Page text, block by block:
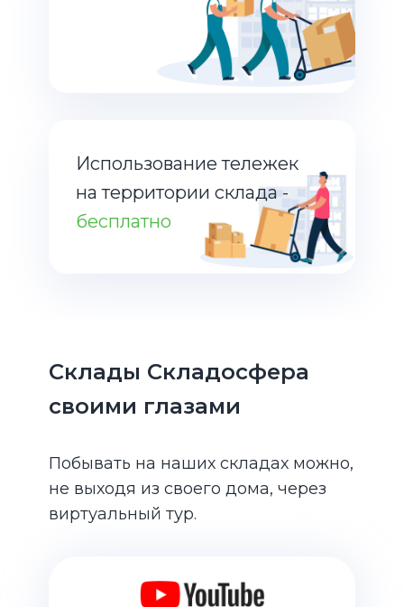
Использование тележек
на территории склада -
бесплатно
Склады Складосфера
своими глазами
Побывать на наших складах можно,
не выходя из своего дома, через
виртуальный тур.